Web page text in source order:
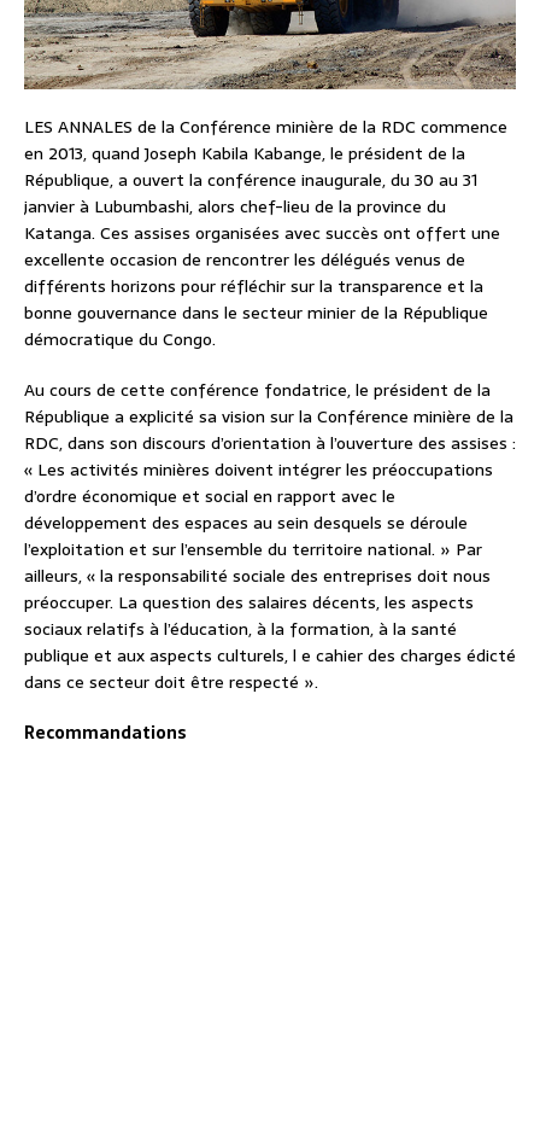
LES ANNALES de la Conférence minière de la RDC commence
en 2013, quand Joseph Kabila Kabange, le président de la
République, a ouvert la conférence inaugurale, du 30 au 31
janvier à Lubumbashi, alors chef-lieu de la province du
Katanga. Ces assises organisées avec succès ont offert une
excellente occasion de rencontrer les délégués venus de
différents horizons pour réfléchir sur la transparence et la
bonne gouvernance dans le secteur minier de la République
démocratique du Congo.
Au cours de cette conférence fondatrice, le président de la
République a explicité sa vision sur la Conférence minière de la
RDC, dans son discours d’orientation à l’ouverture des assises :
« Les activités minières doivent intégrer les préoccupations
d’ordre économique et social en rapport avec le
développement des espaces au sein desquels se déroule
l’exploitation et sur l’ensemble du territoire national. » Par
ailleurs, « la responsabilité sociale des entreprises doit nous
préoccuper. La question des salaires décents, les aspects
sociaux relatifs à l’éducation, à la formation, à la santé
publique et aux aspects culturels, l e cahier des charges édicté
dans ce secteur doit être respecté ».
Recommandations